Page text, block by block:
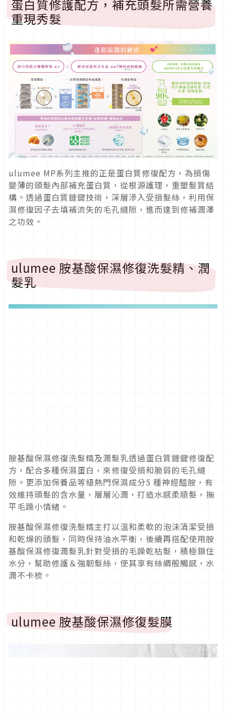
蛋白質修護配方，補充頭髮所需營養
重現秀髮
ulumee MP系列主推的正是蛋白質修復配方，為損傷
變薄的頭髮內部補充蛋白質，從根源護理，重塑髮質結
構。透過蛋白質鏈鍵技術，深層滲入受損髮絲，利用保
濕修復因子去填補流失的毛孔縫隙，進而達到修補潤澤
之功效。
ulumee 胺基酸保濕修復洗髮精、潤
髮乳
胺基酸保濕修復洗髮精及潤髮乳透過蛋白質鏈鍵修復配
方，配合多種保濕蛋白，來修復受損和脆弱的毛孔縫
隙。更添加保養品等級熱門保濕成分5 種神經醯胺，有
效維持頭髮的含水量，層層沁潤，打造水感柔順髮，撫
平毛躁小情緒。
胺基酸保濕修復洗髮精主打以溫和柔軟的泡沫清潔受損
和乾燥的頭髮，同時保持油水平衡，後續再搭配使用胺
基酸保濕修復潤髮乳針對受損的毛躁乾枯髮，積極鎖住
水分，幫助修護＆強韌髮絲，使其享有絲綢般觸感，水
潤不卡梳。
ulumee 胺基酸保濕修復髮膜